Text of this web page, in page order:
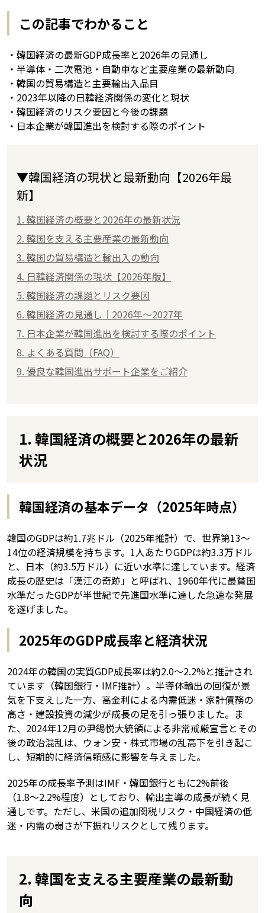
この記事でわかること
・韓国経済の最新GDP成長率と2026年の見通し
・半導体・二次電池・自動車など主要産業の最新動向
・韓国の貿易構造と主要輸出入品目
・2023年以降の日韓経済関係の変化と現状
・韓国経済のリスク要因と今後の課題
・日本企業が韓国進出を検討する際のポイント
▼韓国経済の現状と最新動向【2026年最
新】
1. 韓国経済の概要と2026年の最新状況
2. 韓国を支える主要産業の最新動向
3. 韓国の貿易構造と輸出入の動向
4. 日韓経済関係の現状【2026年版】
5. 韓国経済の課題とリスク要因
6. 韓国経済の見通し｜2026年〜2027年
7. 日本企業が韓国進出を検討する際のポイント
8. よくある質問（FAQ）
9. 優良な韓国進出サポート企業をご紹介
1. 韓国経済の概要と2026年の最新
状況
韓国経済の基本データ（2025年時点）
韓国のGDPは約1.7兆ドル（2025年推計）で、世界第13〜
14位の経済規模を持ちます。1人あたりGDPは約3.3万ドル
と、日本（約3.5万ドル）に近い水準に達しています。経済
成長の歴史は「漢江の奇跡」と呼ばれ、1960年代に最貧国
水準だったGDPが半世紀で先進国水準に達した急速な発展
を遂げました。
2025年のGDP成長率と経済状況
2024年の韓国の実質GDP成長率は約2.0〜2.2%と推計され
ています（韓国銀行・IMF推計）。半導体輸出の回復が景
気を下支えした一方、高金利による内需低迷・家計債務の
高さ・建設投資の減少が成長の足を引っ張りました。ま
た、2024年12月の尹錫悦大統領による非常戒厳宣言とその
後の政治混乱は、ウォン安・株式市場の乱高下を引き起こ
し、短期的に経済信頼感に影響を与えました。
2025年の成長率予測はIMF・韓国銀行ともに2%前後
（1.8〜2.2%程度）としており、輸出主導の成長が続く見
通しです。ただし、米国の追加関税リスク・中国経済の低
迷・内需の弱さが下振れリスクとして残ります。
2. 韓国を支える主要産業の最新動
向